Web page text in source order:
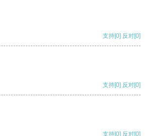
支持[0] 反对[0]
支持[0] 反对[0]
支持[0] 反对[0]